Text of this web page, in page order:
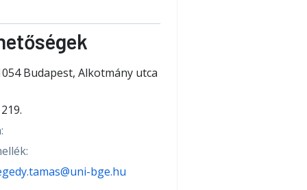
Budapest, Alkotmány utca
219.
bge.hu